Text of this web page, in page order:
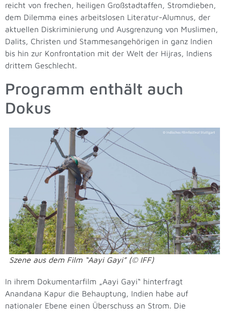
reicht von frechen, heiligen Großstadtaffen, Stromdieben,
dem Dilemma eines arbeitslosen Literatur-Alumnus, der
aktuellen Diskriminierung und Ausgrenzung von Muslimen,
Dalits, Christen und Stammesangehörigen in ganz Indien
bis hin zur Konfrontation mit der Welt der Hijras, Indiens
drittem Geschlecht.
Programm enthält auch
Dokus
Szene aus dem Film “Aayi Gayi” (© IFF)
In ihrem Dokumentarfilm „Aayi Gayi“ hinterfragt
Anandana Kapur die Behauptung, Indien habe auf
nationaler Ebene einen Überschuss an Strom. Die